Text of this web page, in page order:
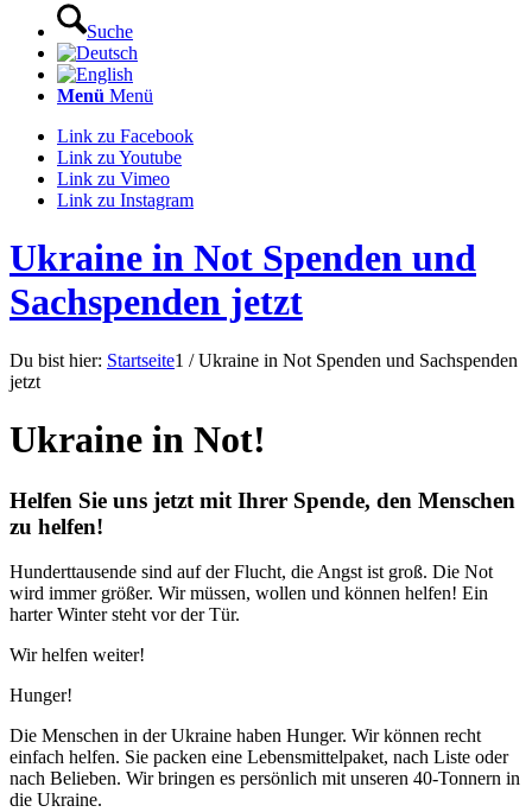
Suche
Menü Menü
Link zu Facebook
Link zu Youtube
Link zu Vimeo
Link zu Instagram
Ukraine in Not Spenden und
Sachspenden jetzt
Du bist hier: Startseite1 / Ukraine in Not Spenden und Sachspenden
jetzt
Ukraine in Not!
Helfen Sie uns jetzt mit Ihrer Spende, den Menschen
zu helfen!
Hunderttausende sind auf der Flucht, die Angst ist groß. Die Not
wird immer größer. Wir müssen, wollen und können helfen! Ein
harter Winter steht vor der Tür.
Wir helfen weiter!
Hunger!
Die Menschen in der Ukraine haben Hunger. Wir können recht
einfach helfen. Sie packen eine Lebensmittelpaket, nach Liste oder
nach Belieben. Wir bringen es persönlich mit unseren 40-Tonnern in
die Ukraine.